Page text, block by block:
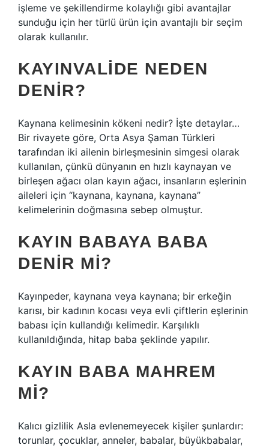
işleme ve şekillendirme kolaylığı gibi avantajlar
sunduğu için her türlü ürün için avantajlı bir seçim
olarak kullanılır.
KAYINVALIDE NEDEN
DENIR?
Kaynana kelimesinin kökeni nedir? İşte detaylar…
Bir rivayete göre, Orta Asya Şaman Türkleri
tarafından iki ailenin birleşmesinin simgesi olarak
kullanılan, çünkü dünyanın en hızlı kaynayan ve
birleşen ağacı olan kayın ağacı, insanların eşlerinin
aileleri için “kaynana, kaynana, kaynana”
kelimelerinin doğmasına sebep olmuştur.
KAYIN BABAYA BABA
DENIR MI?
Kayınpeder, kaynana veya kaynana; bir erkeğin
karısı, bir kadının kocası veya evli çiftlerin eşlerinin
babası için kullandığı kelimedir. Karşılıklı
kullanıldığında, hitap baba şeklinde yapılır.
KAYIN BABA MAHREM
MI?
Kalıcı gizlilik Asla evlenemeyecek kişiler şunlardır:
torunlar, çocuklar, anneler, babalar, büyükbabalar,